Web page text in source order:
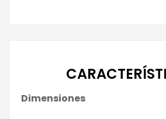
Dimensiones